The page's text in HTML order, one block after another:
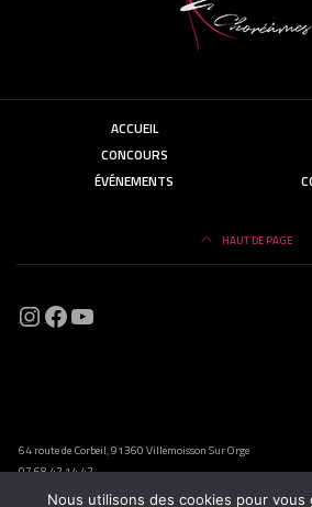
ACCUEIL
CONCOURS
ÉVÉNEMENTS
HAUT DE PAGE
Instagram
Facebook
https://
64 route de Corbeil, 91360 Villemoisson Sur Orge
07 68 42 14 42
Nous utilisons des cookies pour vous